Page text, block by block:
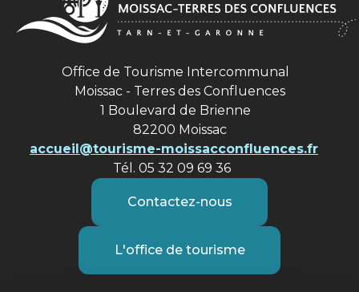
Office de Tourisme Intercommunal
Moissac - Terres des Confluences
1 Boulevard de Brienne
82200 Moissac
accueil@tourisme-moissacconfluences.fr
Tél. 05 32 09 69 36
Contactez-nous
L'office de tourisme